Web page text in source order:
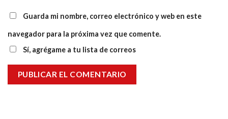
Guarda mi nombre, correo electrónico y web en este
navegador para la próxima vez que comente.
Sí, agrégame a tu lista de correos